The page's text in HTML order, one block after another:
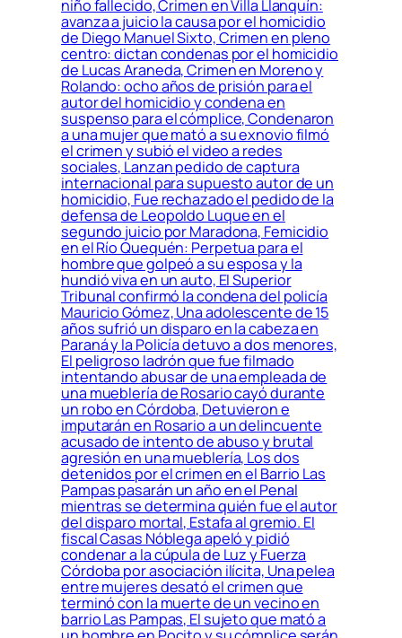
niño fallecido, Crimen en Villa Llanquín:
avanza a juicio la causa por el homicidio
de Diego Manuel Sixto, Crimen en pleno
centro: dictan condenas por el homicidio
de Lucas Araneda, Crimen en Moreno y
Rolando: ocho años de prisión para el
autor del homicidio y condena en
suspenso para el cómplice, Condenaron
a una mujer que mató a su exnovio filmó
el crimen y subió el video a redes
sociales, Lanzan pedido de captura
internacional para supuesto autor de un
homicidio, Fue rechazado el pedido de la
defensa de Leopoldo Luque en el
segundo juicio por Maradona, Femicidio
en el Río Quequén: Perpetua para el
hombre que golpeó a su esposa y la
hundió viva en un auto, El Superior
Tribunal confirmó la condena del policía
Mauricio Gómez, Una adolescente de 15
años sufrió un disparo en la cabeza en
Paraná y la Policía detuvo a dos menores,
El peligroso ladrón que fue filmado
intentando abusar de una empleada de
una mueblería de Rosario cayó durante
un robo en Córdoba, Detuvieron e
imputarán en Rosario a un delincuente
acusado de intento de abuso y brutal
agresión en una mueblería, Los dos
detenidos por el crimen en el Barrio Las
Pampas pasarán un año en el Penal
mientras se determina quién fue el autor
del disparo mortal, Estafa al gremio. El
fiscal Casas Nóblega apeló y pidió
condenar a la cúpula de Luz y Fuerza
Córdoba por asociación ilícita, Una pelea
entre mujeres desató el crimen que
terminó con la muerte de un vecino en
barrio Las Pampas, El sujeto que mató a